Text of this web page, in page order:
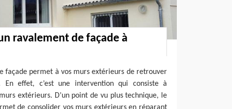
ravalement de façade à
façade permet à vos murs extérieurs de retrouver
En effet, c’est une intervention qui consiste à
extérieurs. D’un point de vu plus technique, le